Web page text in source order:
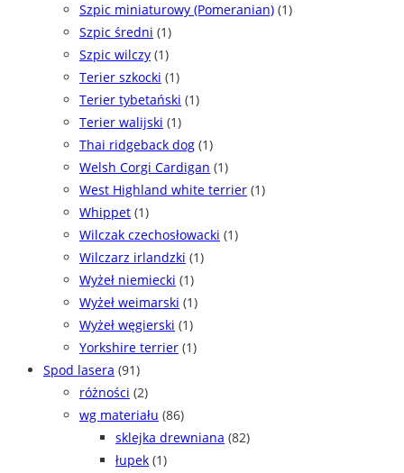
Szpic miniaturowy (Pomeranian) (1)
Szpic średni (1)
Szpic wilczy (1)
Terier szkocki (1)
Terier tybetański (1)
Terier walijski (1)
Thai ridgeback dog (1)
Welsh Corgi Cardigan (1)
West Highland white terrier (1)
Whippet (1)
Wilczak czechosłowacki (1)
Wilczarz irlandzki (1)
Wyżeł niemiecki (1)
Wyżeł weimarski (1)
Wyżeł węgierski (1)
Yorkshire terrier (1)
Spod lasera (91)
różności (2)
wg materiału (86)
sklejka drewniana (82)
łupek (1)